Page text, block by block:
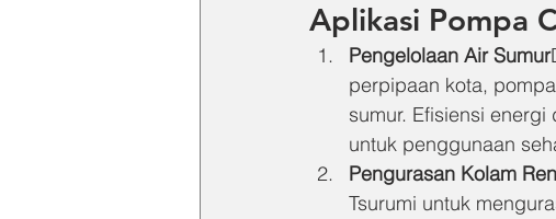
Aplikasi Pompa
Pengelolaan Air Sumur
perpipaan kota,
sumur. Efisiensi
untuk penggunaan
Pengurasan Kolam
Tsurumi untuk